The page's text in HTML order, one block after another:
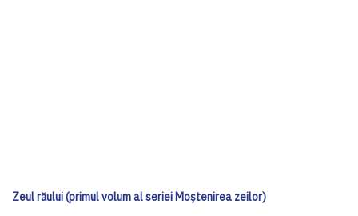
Zeul răului (primul volum al seriei Moștenirea zeilor)